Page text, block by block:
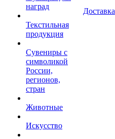
наград
Текстильная
продукция
Сувениры с
символикой
России,
регионов,
стран
Животные
Искусство
Доставка